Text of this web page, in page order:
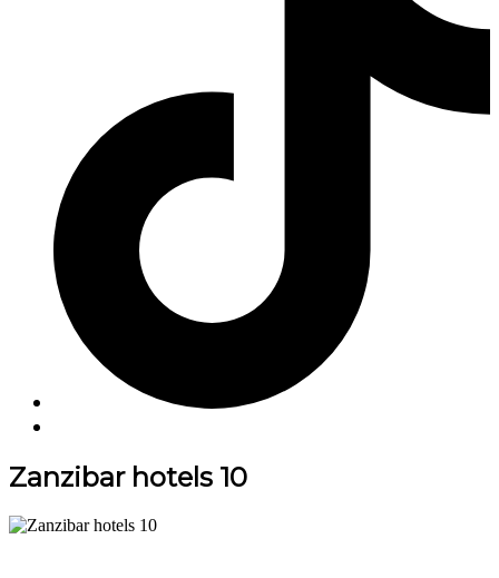
Zanzibar hotels 10